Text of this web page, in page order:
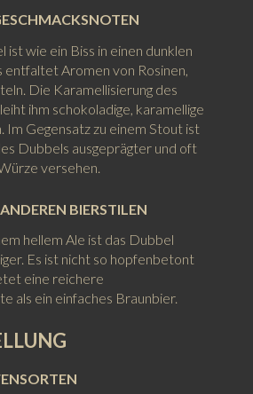
ist wie ein Biss in einen dunklen
entfaltet Aromen von Rosinen,
Die Karamellisierung des
ihm schokoladige, karamellige
Im Gegensatz zu einem Stout ist
Dubbels ausgeprägter und oft
versehen.
BIERSTILEN
hellem Ale ist das Dubbel
Es ist nicht so hopfenbetont
eine reichere
als ein einfaches Braunbier.